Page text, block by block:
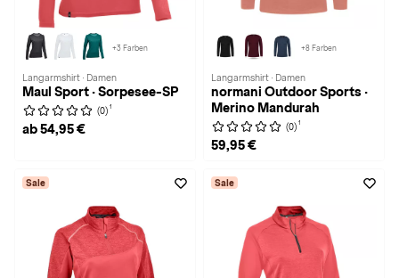
+3 Farben
Langarmshirt · Damen
Maul Sport · Sorpesee-SP
(0) 1
ab 54,95 €
+8 Farben
Langarmshirt · Damen
normani Outdoor Sports ·
Merino Mandurah
(0) 1
59,95 €
Sale Sale